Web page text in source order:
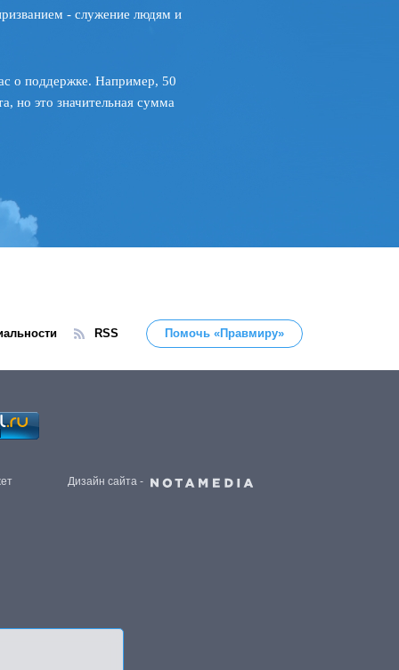
- служение людям и
о поддержке. Например, 50
но это значительная сумма
RSS Помочь «Правмиру»
Дизайн сайта -